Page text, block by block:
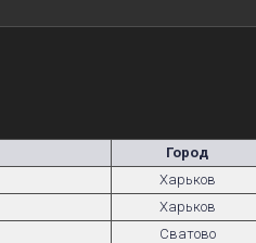
Город
Харьков
Харьков
Сватово